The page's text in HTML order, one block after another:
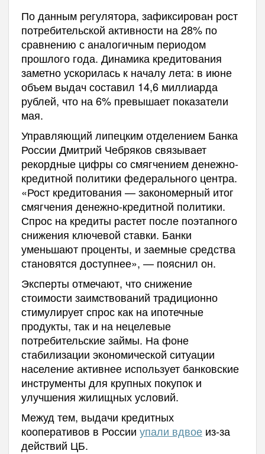
По данным регулятора, зафиксирован рост
потребительской активности на 28% по
сравнению с аналогичным периодом
прошлого года. Динамика кредитования
заметно ускорилась к началу лета: в июне
объем выдач составил 14,6 миллиарда
рублей, что на 6% превышает показатели
мая.
Управляющий липецким отделением Банка
России Дмитрий Чебряков связывает
рекордные цифры со смягчением денежно-
кредитной политики федерального центра.
«Рост кредитования — закономерный итог
смягчения денежно-кредитной политики.
Спрос на кредиты растет после поэтапного
снижения ключевой ставки. Банки
уменьшают проценты, и заемные средства
становятся доступнее», — пояснил он.
Эксперты отмечают, что снижение
стоимости заимствований традиционно
стимулирует спрос как на ипотечные
продукты, так и на нецелевые
потребительские займы. На фоне
стабилизации экономической ситуации
население активнее использует банковские
инструменты для крупных покупок и
улучшения жилищных условий.
Межуд тем, выдачи кредитных
кооперативов в России упали вдвоеиз-за
действий ЦБ.